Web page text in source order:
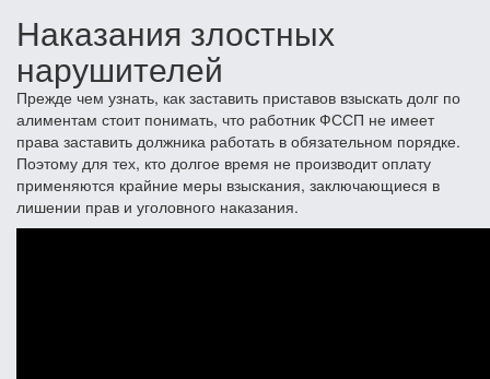
Наказания злостных
нарушителей
Прежде чем узнать, как заставить приставов взыскать долг по
алиментам стоит понимать, что работник ФССП не имеет
права заставить должника работать в обязательном порядке.
Поэтому для тех, кто долгое время не производит оплату
применяются крайние меры взыскания, заключающиеся в
лишении прав и уголовного наказания.